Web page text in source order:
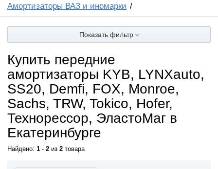
Амортизаторы ВАЗ и иномарки
Показать фильтр
Купить передние
амортизаторы KYB, LYNXauto,
SS20, Demfi, FOX, Monroe,
Sachs, TRW, Tokico, Hofer,
Технорессор, ЭластоМаг в
Екатеринбурге
Найдено: 1 - 2 из 2 товара